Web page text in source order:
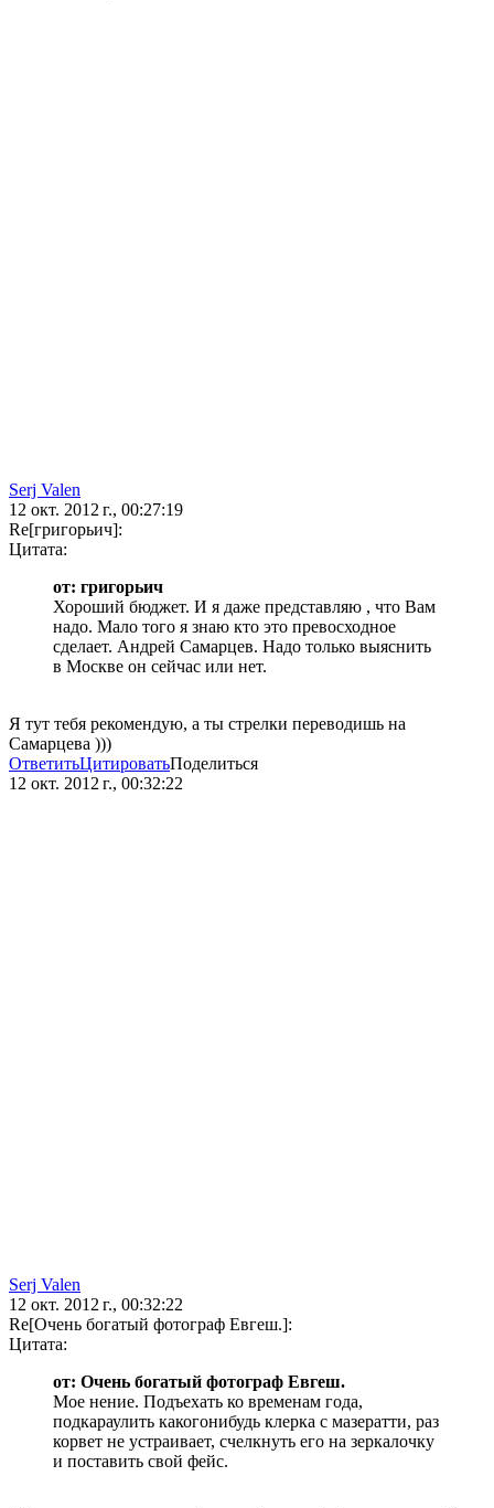
Serj Valen
12 окт. 2012 г., 00:27:19
Re[григорьич]:
Цитата:
от: григорьич
Хороший бюджет. И я даже представляю , что Вам
надо. Мало того я знаю кто это превосходное
сделает. Андрей Самарцев. Надо только выяснить
в Москве он сейчас или нет.
Я тут тебя рекомендую, а ты стрелки переводишь на
Самарцева )))
ОтветитьЦитироватьПоделиться
12 окт. 2012 г., 00:32:22
Serj Valen
12 окт. 2012 г., 00:32:22
Re[Очень богатый фотограф Евгеш.]:
Цитата:
от: Очень богатый фотограф Евгеш.
Мое нение. Подъехать ко временам года,
подкараулить какогонибудь клерка с мазератти, раз
корвет не устраивает, счелкнуть его на зеркалочку
и поставить свой фейс.